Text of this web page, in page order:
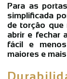
Para as
simplificada
de torção que
abrir e fechar
fácil e
maiores e